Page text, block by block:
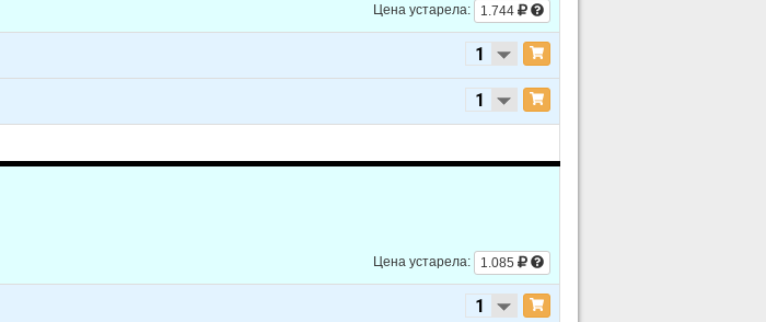
V6 3.6L
2009 L4 2.4L
2009 V6 3.5L
Цена устарела:
1.744
Цена устарела:
1.085